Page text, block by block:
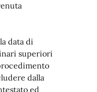
data di
superiori
dalla
ed